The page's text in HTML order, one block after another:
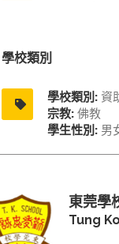
學校類別
學校類別: 資
宗教: 佛教
學生性別: 男
東莞學
Tung